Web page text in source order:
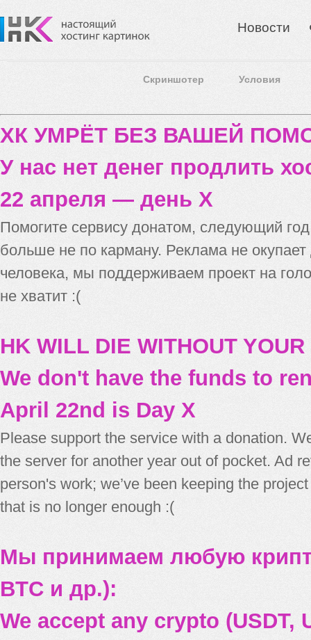
Новости
Скриншотер Условия
ХК УМРЁТ БЕЗ ВАШЕЙ
У нас нет денег продлить
22 апреля — день X
Помогите сервису донатом, следующий
больше не по карману. Реклама не
человека, мы поддерживаем проект на
не хватит :(
HK WILL DIE WITHOUT
We don't have the funds to
April 22nd is Day X
Please support the service with a donation.
the server for another year out of pocket. Ad
person's work; we’ve been keeping the
that is no longer enough :(
Мы принимаем любую
BTC и др.):
We accept any crypto (USDT,